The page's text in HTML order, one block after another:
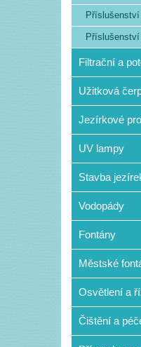
Filtrační a
Užitková
Jezírkové
UV lampy
Stavba
Vodopády
Fontány
Městské
Osvětlení a
Čištění a